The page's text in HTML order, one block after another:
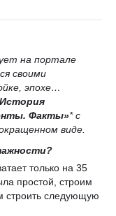
на портале
своими
эпохе…
Факты»* с
виде.
только на 35
простой, строим
строить следующую